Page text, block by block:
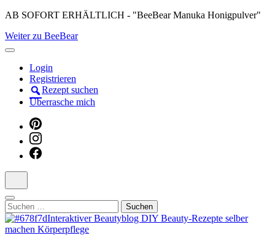
Skip
content
(Press
AB SOFORT ERHÄLTLICH - "BeeBear Manuka Honigpulver"
Weiter zu BeeBear
Login
Registrieren
Rezept suchen
Überrasche mich
Suchen
nach: